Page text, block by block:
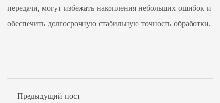
передачи, могут избежать накопления небольших ошибок и
обеспечить долгосрочную стабильную точность обработки.
Предыдущий пост